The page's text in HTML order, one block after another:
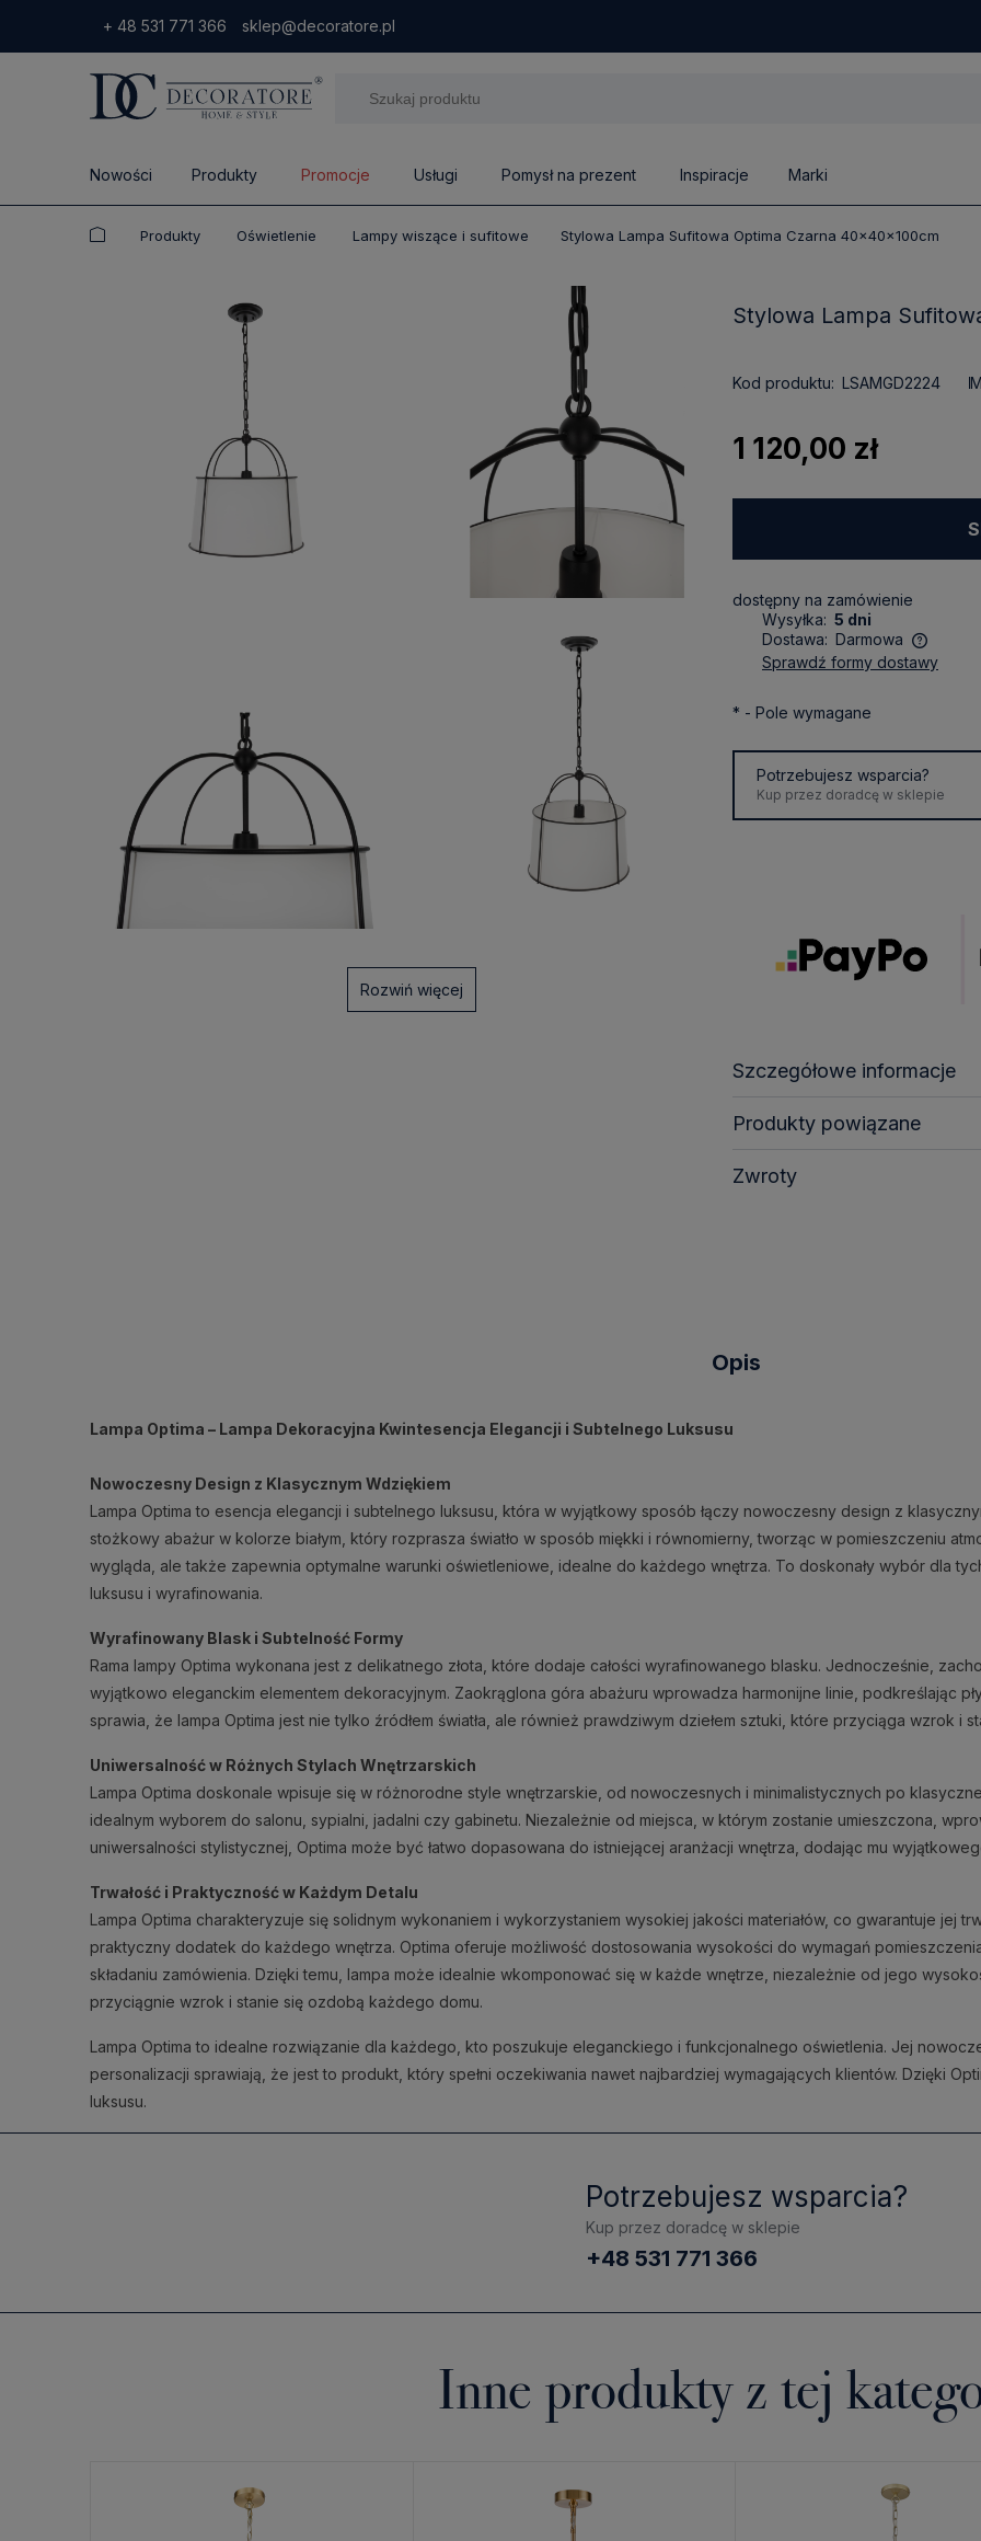
+ 48 531 771 366 sklep@decoratore.pl
Nowości Produkty Promocje Usługi Pomysł na prezent Inspiracje Marki
Produkty Oświetlenie Lampy wiszące i sufitowe Stylowa Lampa Sufitowa Optima Czarna 40x40x100cm
Rozwiń więcej
Stylowa Lampa
Kod produktu: LSAMGD2224
1 120,00 zł
dostępny na zamówienie
Wysyłka: 5 dni
Dostawa: Darmowa
kosztów płatności
sprawdź formy dostawy
* - Pole wymagane
Potrzebujesz wsparcia?
Kup przez doradcę w sklepie
Szczegółowe informacje
Produkty powiązane
Zwroty
Opis
Lampa Optima – Lampa Dekoracyjna Kwintesencja Elegancji i Subtelnego Luksusu
Nowoczesny Design z Klasycznym Wdziękiem
Lampa Optima to esencja elegancji i subtelnego luksusu, która w wyjątkowy sposób łączy nowoczesny design z
stożkowy abażur w kolorze białym, który rozprasza światło w sposób miękki i równomierny, tworząc w pomieszczeniu
wygląda, ale także zapewnia optymalne warunki oświetleniowe, idealne do każdego wnętrza. To doskonały wybór dla
luksusu i wyrafinowania.
Wyrafinowany Blask i Subtelność Formy
Rama lampy Optima wykonana jest z delikatnego złota, które dodaje całości wyrafinowanego blasku. Jednocześnie,
wyjątkowo eleganckim elementem dekoracyjnym. Zaokrąglona góra abażuru wprowadza harmonijne linie, podkreślając
sprawia, że lampa Optima jest nie tylko źródłem światła, ale również prawdziwym dziełem sztuki, które przyciąga wzrok i
Uniwersalność w Różnych Stylach Wnętrzarskich
Lampa Optima doskonale wpisuje się w różnorodne style wnętrzarskie, od nowoczesnych i minimalistycznych po
idealnym wyborem do salonu, sypialni, jadalni czy gabinetu. Niezależnie od miejsca, w którym zostanie umieszczona,
uniwersalności stylistycznej, Optima może być łatwo dopasowana do istniejącej aranżacji wnętrza, dodając mu
Trwałość i Praktyczność w Każdym Detalu
Lampa Optima charakteryzuje się solidnym wykonaniem i wykorzystaniem wysokiej jakości materiałów, co gwarantuje jej
praktyczny dodatek do każdego wnętrza. Optima oferuje możliwość dostosowania wysokości do wymagań
składaniu zamówienia. Dzięki temu, lampa może idealnie wkomponować się w każde wnętrze, niezależnie od jego
przyciągnie wzrok i stanie się ozdobą każdego domu.
Lampa Optima to idealne rozwiązanie dla każdego, kto poszukuje eleganckiego i funkcjonalnego oświetlenia. Jej
personalizacji sprawiają, że jest to produkt, który spełni oczekiwania nawet najbardziej wymagających klientów. Dzięki
luksusu.
Potrzebujesz wsparcia?
Kup przez doradcę w sklepie
+48 531 771 366
Inne produkty z tej